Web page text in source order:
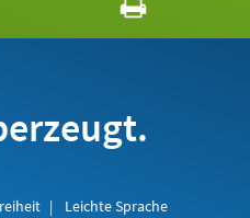
Leichte Sprache